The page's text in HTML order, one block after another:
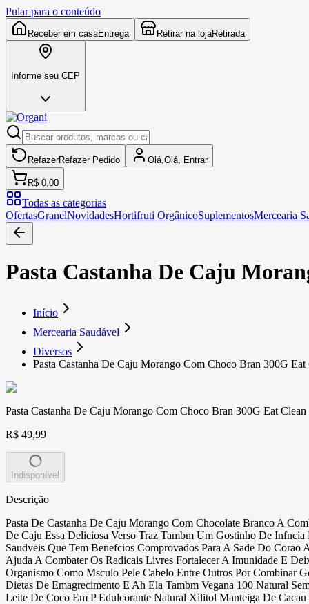
Pular para o conteúdo
Receber em casaEntrega Retirar na lojaRetirada
Informe seu CEP
RefazerRefazer Pedido Olá, Olá, Entrar
R$ 0,00
Todas as categorias
OfertasGranelNovidadesHortifruti OrgânicoSuplementosMercearia
Pasta Castanha De Caju
Início
Mercearia Saudável
Diversos
Pasta Castanha De Caju Morango Com Choco Bran 300G Eat
Pasta Castanha De Caju Morango Com Choco Bran 300G Eat Clean
R$ 49,99
Indisponível
Descrição
Pasta De Castanha De Caju Morango Com Chocolate Branco A
De Caju Essa Deliciosa Verso Traz Tambm Um Gostinho De
Saudveis Que Tem Benefcios Comprovados Para A Sade Do
Ajuda A Combater Os Radicais Livres Fortalecer A Imunidade E
Organismo Como Msculo Pele Cabelo Entre Outros Por Combinar
Dietas De Emagrecimento E Ah Ela Tambm Vegana 100 Natural
Leite De Coco Em P Edulcorante Natural Xilitol Manteiga De